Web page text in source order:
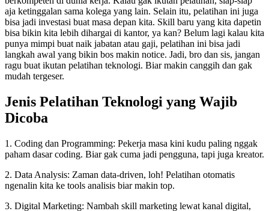
aja ketinggalan sama kolega yang lain. Selain itu, pelatihan ini juga
bisa jadi investasi buat masa depan kita. Skill baru yang kita dapetin
bisa bikin kita lebih dihargai di kantor, ya kan? Belum lagi kalau kita
punya mimpi buat naik jabatan atau gaji, pelatihan ini bisa jadi
langkah awal yang bikin bos makin notice. Jadi, bro dan sis, jangan
ragu buat ikutan pelatihan teknologi. Biar makin canggih dan gak
mudah tergeser.
Jenis Pelatihan Teknologi yang Wajib
Dicoba
1. Coding dan Programming: Pekerja masa kini kudu paling nggak
paham dasar coding. Biar gak cuma jadi pengguna, tapi juga kreator.
2. Data Analysis: Zaman data-driven, loh! Pelatihan otomatis
ngenalin kita ke tools analisis biar makin top.
3. Digital Marketing: Nambah skill marketing lewat kanal digital,